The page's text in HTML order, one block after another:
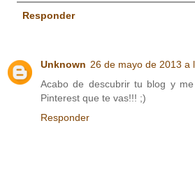
Responder
Unknown 26 de mayo de 2013 a
Acabo de descubrir tu blog y
Pinterest que te vas!!! ;)
Responder